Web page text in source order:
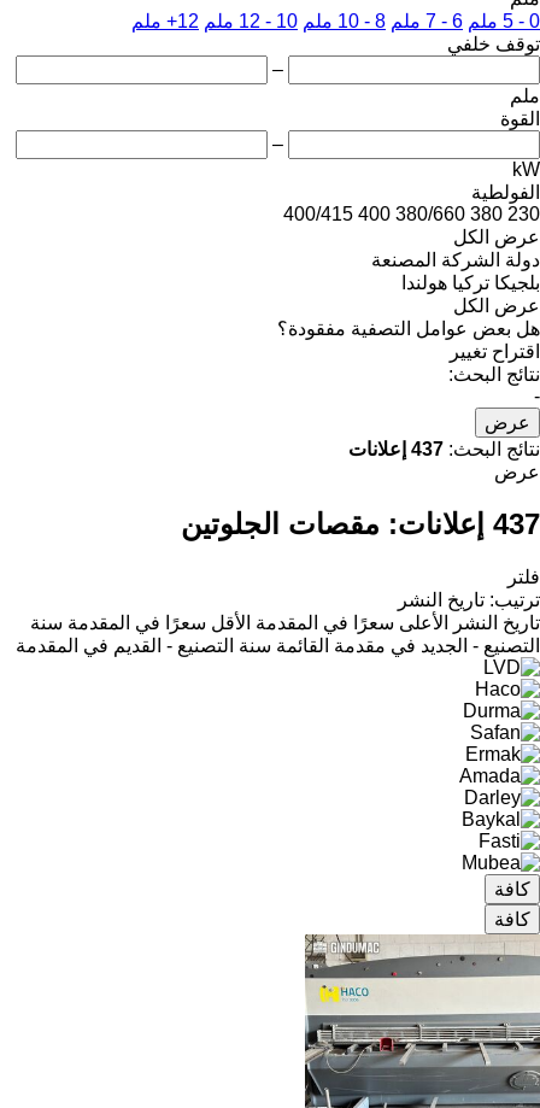
0 - 5 ملم
6 - 7 ملم 8 - 10 ملم 10 - 12 ملم
12+ ملم
توقف خلفي
–
ملم
القوة
–
kW
الفولطية
230
380
380/660
400
400/415
عرض الكل
دولة الشركة المصنعة
بلجيكا تركيا هولندا
عرض الكل
هل بعض عوامل التصفية مفقودة؟
اقتراح تغيير
نتائج البحث:
-
عرض
نتائج البحث: 437 إعلانات
عرض
437 إعلانات: مقصات الجلوتين
فلتر
ترتيب: تاريخ النشر
تاريخ النشر
الأعلى سعرًا في المقدمة الأقل سعرًا في المقدمة سنة
التصنيع - الجديد في مقدمة القائمة سنة التصنيع - القديم في المقدمة
كافة
كافة